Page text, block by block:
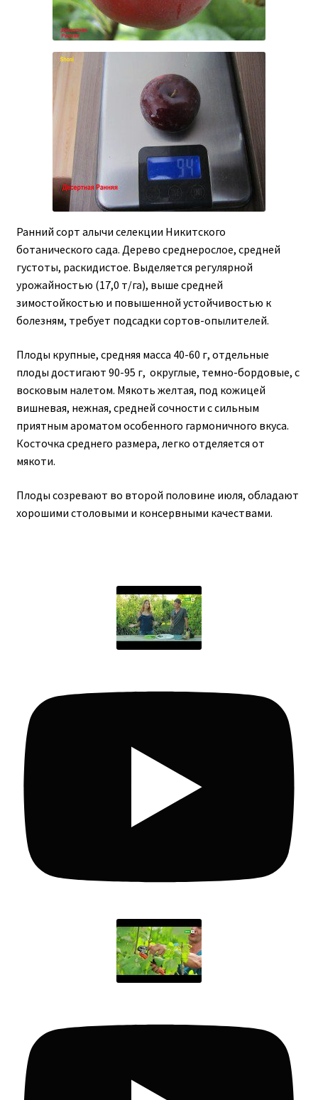
Ранний сорт алычи селекции Никитского
ботанического сада. Дерево среднерослое, средней
густоты, раскидистое. Выделяется регулярной
урожайностью (17,0 т/га), выше средней
зимостойкостью и повышенной устойчивостью к
болезням, требует подсадки сортов-опылителей.
Плоды крупные, средняя масса 40-60 г, отдельные
плоды достигают 90-95 г, округлые, темно-бордовые, с
восковым налетом. Мякоть желтая, под кожицей
вишневая, нежная, средней сочности с сильным
приятным ароматом особенного гармоничного вкуса.
Косточка среднего размера, легко отделяется от
мякоти.
Плоды созревают во второй половине июля, обладают
хорошими столовыми и консервными качествами.